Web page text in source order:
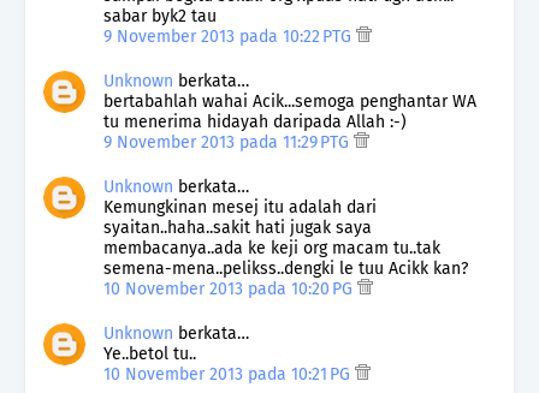
sabar byk2 tau
9 November 2013 pada 10:22 PTG
Unknown berkata…
bertabahlah wahai Acik...semoga penghantar WA
tu menerima hidayah daripada Allah :-)
9 November 2013 pada 11:29 PTG
Unknown berkata…
Kemungkinan mesej itu adalah dari
syaitan..haha..sakit hati jugak saya
membacanya..ada ke keji org macam tu..tak
semena-mena..pelikss..dengki le tuu Acikk kan?
10 November 2013 pada 10:20 PG
Unknown berkata…
Ye..betol tu..
10 November 2013 pada 10:21 PG